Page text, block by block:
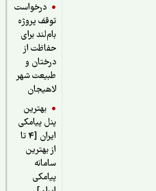
درخواست
توقف پروژه
بام‌لند برای
حفاظت از
درختان و
طبیعت شهر
لاهیجان
بهترین
پنل پیامکی
ایران [4 تا
از بهترین
سامانه
پیامکی